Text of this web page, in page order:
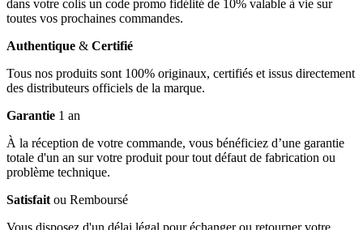
dans votre colis un code promo fidélité de 10% valable à vie sur
toutes vos prochaines commandes.
Authentique & Certifié
Tous nos produits sont 100% originaux, certifiés et issus directement
des distributeurs officiels de la marque.
Garantie 1 an
À la réception de votre commande, vous bénéficiez d’une garantie
totale d'un an sur votre produit pour tout défaut de fabrication ou
problème technique.
Satisfait ou Remboursé
Vous disposez d'un délai légal pour échanger ou retourner votre